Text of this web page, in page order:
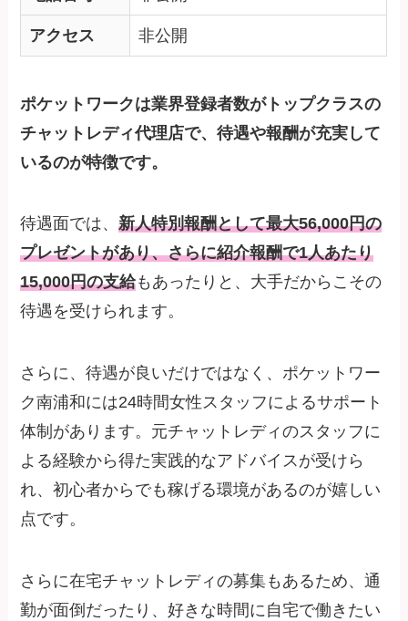
アクセス 非公開
ポケットワークは業界登録者数がトップクラスの
チャットレディ代理店で、待遇や報酬が充実して
いるのが特徴です。
待遇面では、新人特別報酬として最大56,000円の
プレゼントがあり、さらに紹介報酬で1人あたり
15,000円の支給もあったりと、大手だからこその
待遇を受けられます。
さらに、待遇が良いだけではなく、ポケットワー
ク南浦和には24時間女性スタッフによるサポート
体制があります。元チャットレディのスタッフに
よる経験から得た実践的なアドバイスが受けら
れ、初心者からでも稼げる環境があるのが嬉しい
点です。
さらに在宅チャットレディの募集もあるため、通
勤が面倒だったり、好きな時間に自宅で働きたい